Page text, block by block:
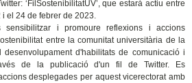
‘FilSostenibilitatUV’, que estarà actiu entre
el 24 de febrer de 2023.
sensibilitzar i promoure reflexions i accions
entre la comunitat universitària de la
d'habilitats de comunicació i
de la publicació d'un fil de Twitter. Es
desplegades per aquest vicerectorat amb